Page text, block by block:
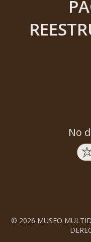
No
© 2026 MUSEO